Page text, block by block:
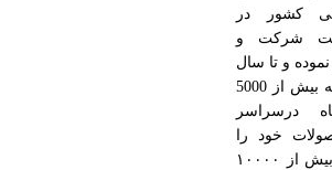
کشور در
ثبت شرکت و
و تا سال
1405 توانسته است به بیش از 5000
درسراسر
خود را
ارائه دهد و همچنین بیش از ۱۰۰۰۰